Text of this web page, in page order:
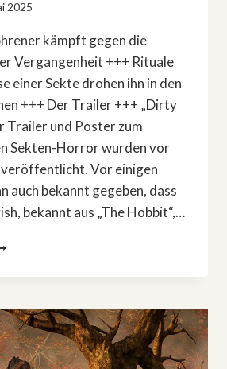
2025
kämpft gegen die
Vergangenheit +++ Rituale
einer Sekte drohen ihn in den
+++ Der Trailer +++ „Dirty
Trailer und Poster zum
Sekten-Horror wurden vor
Vor einigen
auch bekannt gegeben, dass
bekannt aus „The Hobbit“,…